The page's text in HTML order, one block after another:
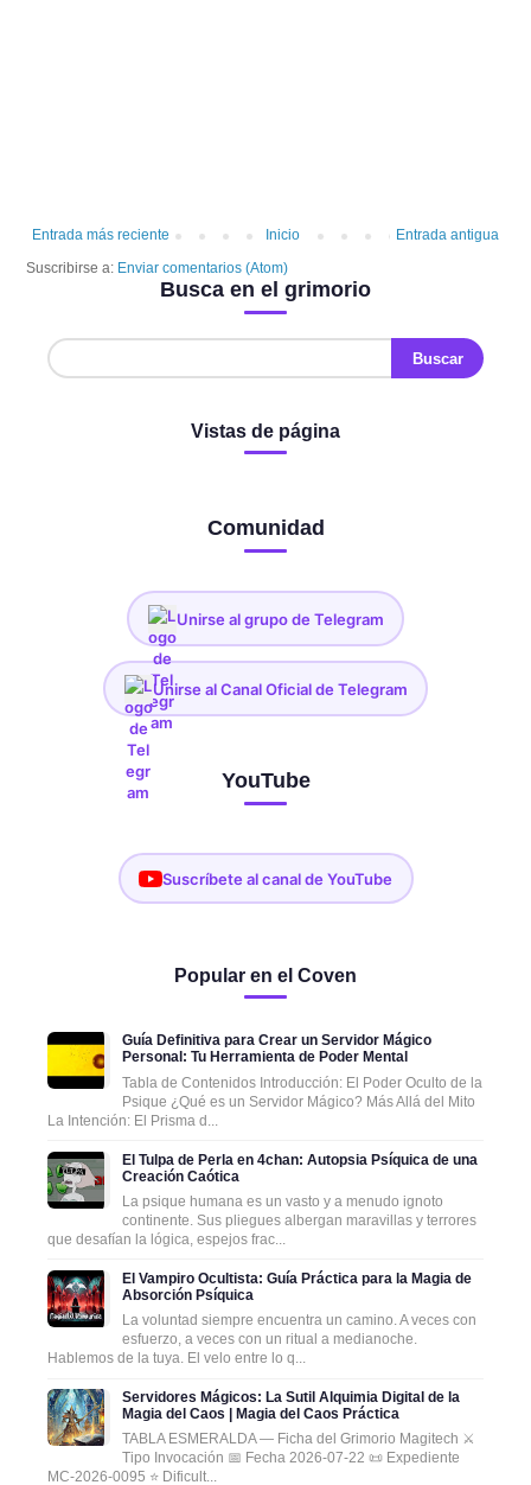
Entrada más reciente Entrada antigua
Inicio
Suscribirse a: Enviar comentarios (Atom)
Busca en el grimorio
Vistas de página
Comunidad
Unirse al grupo de Telegram
Unirse al Canal Oficial de Telegram
YouTube
Suscríbete al canal de YouTube
Popular en el Coven
Guía Definitiva para Crear un Servidor Mágico
Personal: Tu Herramienta de Poder Mental
Tabla de Contenidos Introducción: El Poder Oculto de la
Psique ¿Qué es un Servidor Mágico? Más Allá del Mito
La Intención: El Prisma d...
El Tulpa de Perla en 4chan: Autopsia Psíquica de una
Creación Caótica
La psique humana es un vasto y a menudo ignoto
continente. Sus pliegues albergan maravillas y terrores
que desafían la lógica, espejos frac...
El Vampiro Ocultista: Guía Práctica para la Magia de
Absorción Psíquica
La voluntad siempre encuentra un camino. A veces con
esfuerzo, a veces con un ritual a medianoche.
Hablemos de la tuya. El velo entre lo q...
Servidores Mágicos: La Sutil Alquimia Digital de la
Magia del Caos | Magia del Caos Práctica
TABLA ESMERALDA — Ficha del Grimorio Magitech ⚔️
Tipo Invocación 📅 Fecha 2026-07-22 📜 Expediente
MC-2026-0095 ⭐ Dificult...